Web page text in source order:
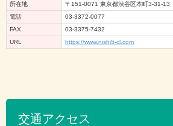
所在地
〒151-0071 東京都渋谷区本町3-31-13
電話
03-3372-0077
FAX
03-3375-7432
URL
https://www.nishi5-cl.com
交通アクセス